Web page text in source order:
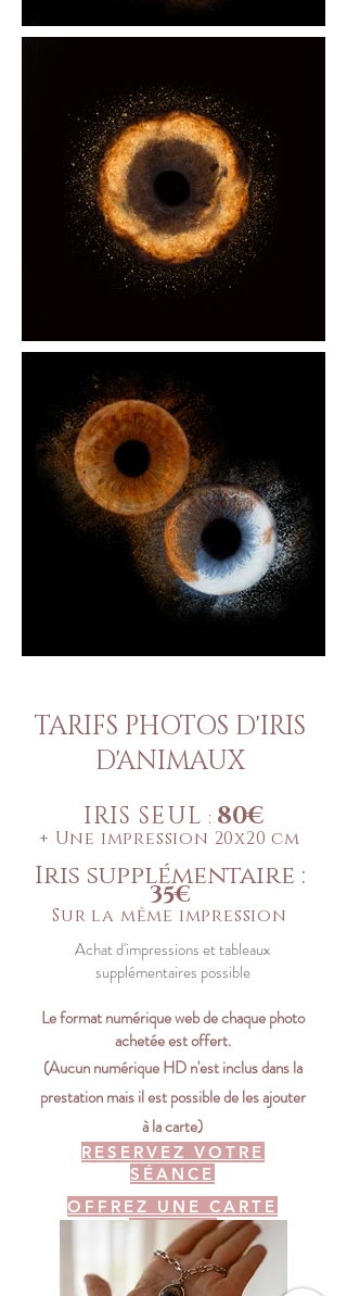
TARIFS PHOTOS D'IRIS
D'ANIMAUX
IRIS SEUL : 80€
+ Une impression 20x20 cm
Iris supplémentaire :
35€
Sur la même impression
Achat d'impressions et tableaux
supplémentaires possible
Le format numérique web de chaque photo
achetée est offert.
(Aucun numérique HD n'estinclus dans la
prestation mais il est possible de les ajouter
à la carte)
RESERVEZ VOTRE
SÉANCE
OFFREZ UNE CARTE
CADEAU